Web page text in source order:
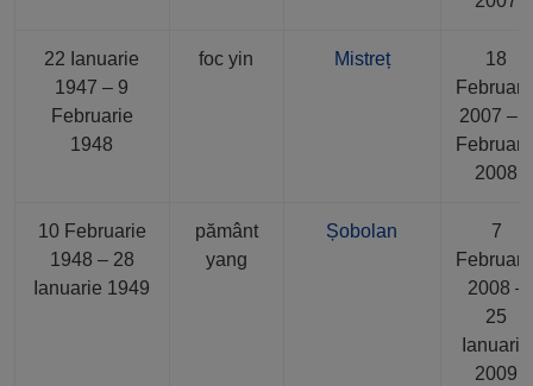
22 Ianuarie
1947 – 9
Februarie
1948
foc yin Mistreț
18
2007 – 6
2008
10 Februarie
1948 – 28
Ianuarie 1949
pământ
yang
Șobolan
7
2008 –
25
Ianuarie
2009